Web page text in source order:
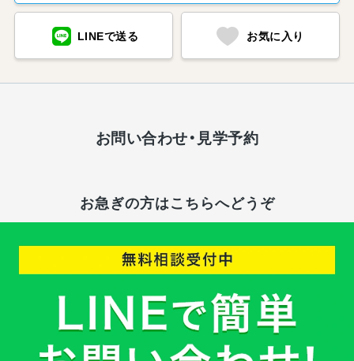
LINEで送る お気に入り
お問い合わせ・見学予約
お急ぎの方はこちらへどうぞ